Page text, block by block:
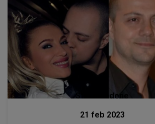
Stiri mondene
21 feb 2023